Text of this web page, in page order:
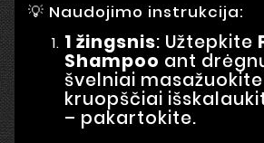
💡 Naudojimo instrukcija:
1 žingsnis: Užtepkite
Shampoo ant
švelniai
kruopščiai
– pakartokite.